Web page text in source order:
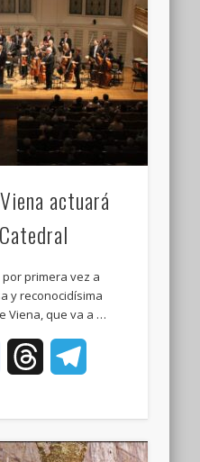
actuará
por primera vez a
y reconocidísima
Viena, que va a …
FacebookThreads